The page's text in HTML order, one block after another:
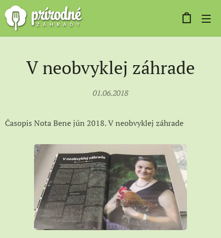
V neobvyklej záhrade
01.06.2018
Časopis Nota Bene jún 2018. V neobvyklej záhrade